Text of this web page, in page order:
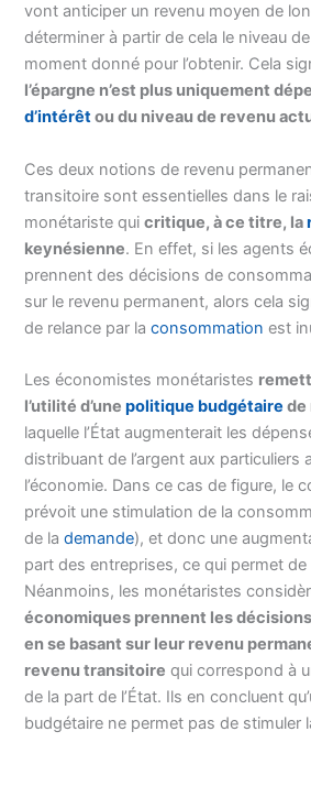
vont anticiper un revenu moyen de
déterminer à partir de cela le niveau de
moment donné pour l’obtenir. Cela
l’épargne n’est plus uniquement
d’intérêtou du niveau de revenu
Ces deux notions de revenu
transitoire sont essentielles dans le
monétariste quicritique, à ce titre, la
keynésienne. En effet, si les agents
prennent des décisions de
sur le revenu permanent, alors cela
de relance par laconsommation est
Les économistes monétaristes
l’utilité d’unepolitique budgétaire de
laquelle l’État augmenterait les
distribuant de l’argent aux particuliers
l’économie. Dans ce cas de figure, le
prévoit une stimulation de la
de lademande), et donc une
part des entreprises, ce qui permet de
Néanmoins, les monétaristes
économiques prennent les
en se basant sur leur revenu
revenu transitoire qui correspond à
de la part de l’État. Ils en concluent
budgétaire ne permet pas de stimuler